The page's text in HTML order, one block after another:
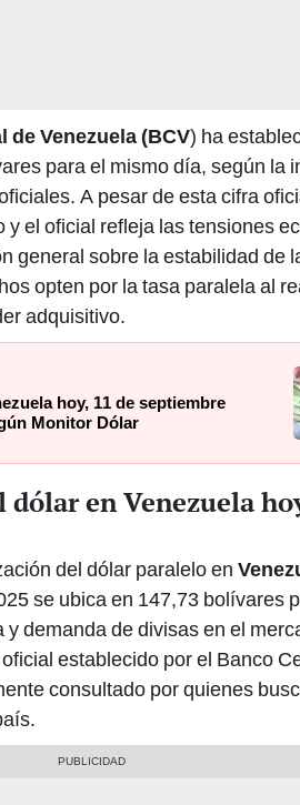
de Venezuela (BCV) ha
para el mismo día, según la
A pesar de esta cifra
y el oficial refleja las tensiones
general sobre la estabilidad de
opten por la tasa paralela al
adquisitivo.
hoy, 11 de septiembre
Monitor Dólar
en Venezuela
del dólar paralelo en
se ubica en 147,73 bolívares
demanda de divisas en el
establecido por el Banco
consultado por quienes